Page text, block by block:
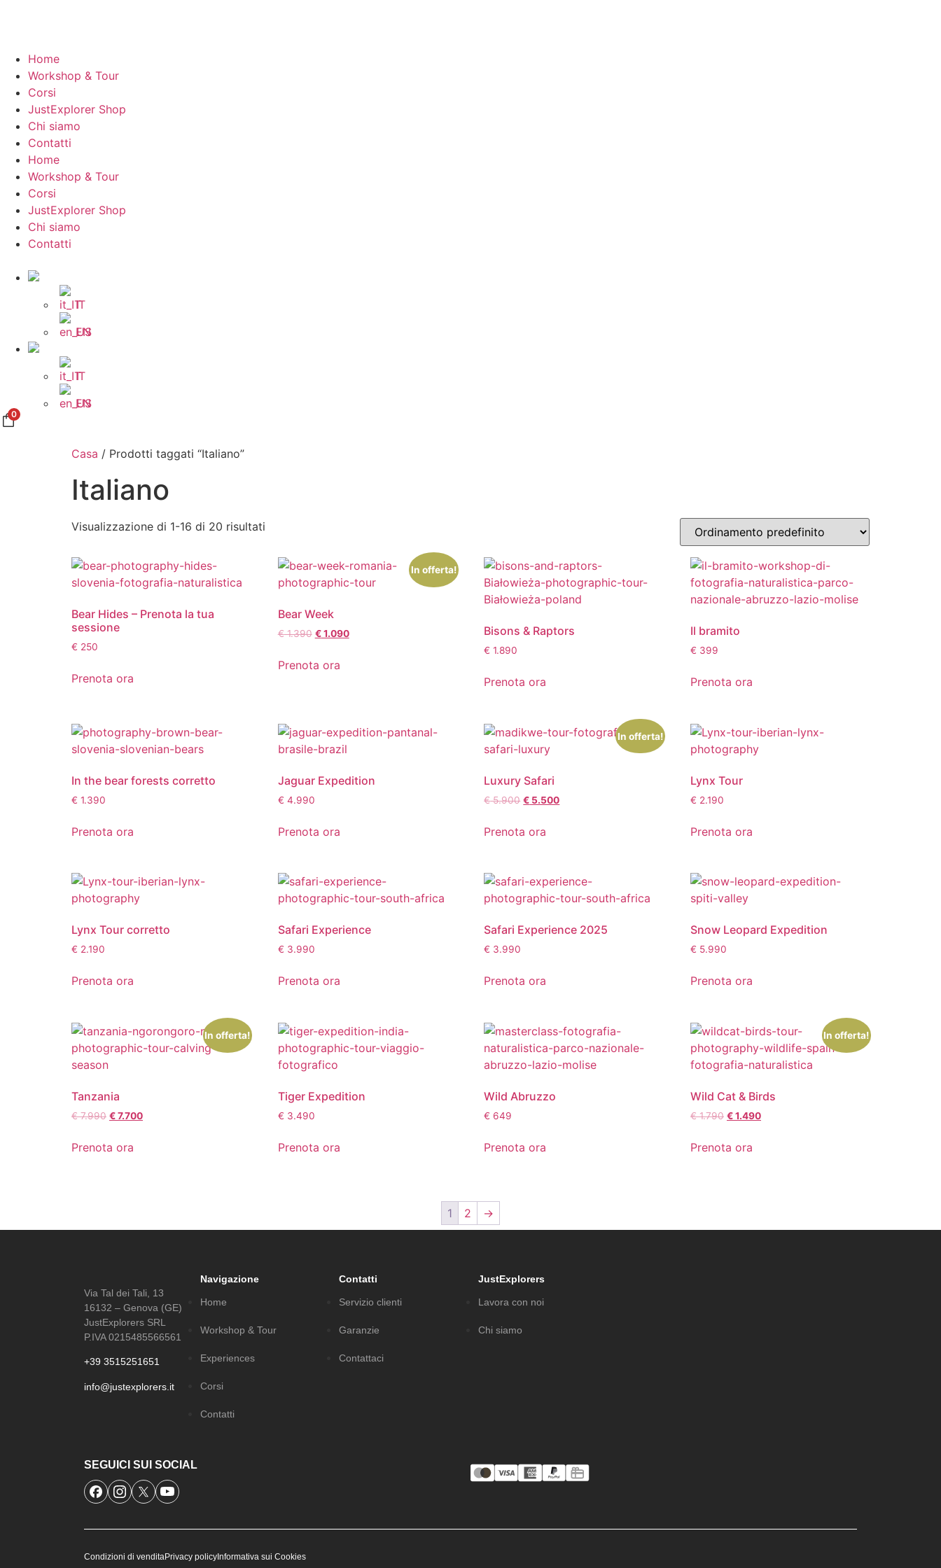
Home
Workshop & Tour
Corsi
JustExplorer Shop
Chi siamo
Contatti
Home
Workshop & Tour
Corsi
JustExplorer Shop
Chi siamo
Contatti
IT
EN
IT
EN
0
Casa / Prodotti taggati “Italiano”
Italiano
Visualizzazione di 1-16 di 20 risultati
Bear Hides – Prenota la tua
sessione
€ 250
Prenota ora
In offerta!
Bear Week
€1.390 €1.090
Prenota ora
Bisons & Raptors
€ 1.890
Prenota ora
Il bramito
€ 399
Prenota ora
In the bear forests corretto
€ 1.390
Prenota ora
Jaguar Expedition
€ 4.990
Prenota ora
In offerta!
Luxury Safari
€5.900 € 5.500
Prenota ora
Lynx Tour
€ 2.190
Prenota ora
Lynx Tour corretto
€ 2.190
Prenota ora
Safari Experience
€ 3.990
Prenota ora
Safari Experience 2025
€ 3.990
Prenota ora
Snow Leopard Expedition
€ 5.990
Prenota ora
In offerta!
Tanzania
€7.990 €7.700
Prenota ora
Tiger Expedition
€ 3.490
Prenota ora
Wild Abruzzo
€ 649
Prenota ora
In offerta!
Wild Cat & Birds
€1.790 €1.490
Prenota ora
1 2 →
Via Tal dei Tali, 13
16132 – Genova (GE)
JustExplorers SRL
P.IVA 0215485566561
+39 3515251651
info@justexplorers.it
Navigazione
Home
Workshop & Tour
Experiences
Corsi
Contatti
Contatti
Servizio clienti
Garanzie
Contattaci
JustExplorers
Lavora con noi
Chi siamo
SEGUICI SUI SOCIAL
Condizioni di venditaPrivacy policyInformativa sui Cookies